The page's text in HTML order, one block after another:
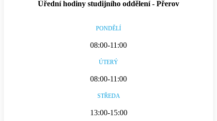
Úřední hodiny studijního oddělení - Přerov
PONDĚLÍ
08:00-11:00
ÚTERÝ
08:00-11:00
STŘEDA
13:00-15:00